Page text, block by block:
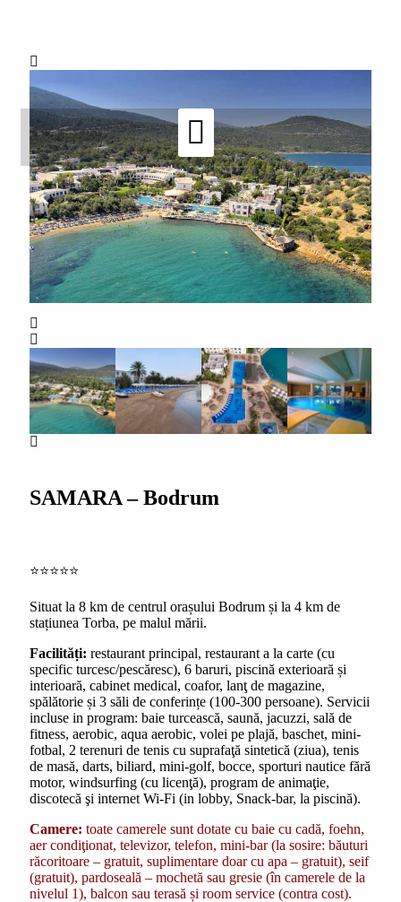
SAMARA – Bodrum
⭐️⭐️⭐️⭐️⭐️
Situat la 8 km de centrul orașului Bodrum și la 4 km de
stațiunea Torba, pe malul mării.
Facilități: restaurant principal, restaurant a la carte (cu
specific turcesc/pescăresc), 6 baruri, piscină exterioară și
interioară, cabinet medical, coafor, lanţ de magazine,
spălătorie și 3 săli de conferințe (100-300 persoane). Servicii
incluse in program: baie turcească, saună, jacuzzi, sală de
fitness, aerobic, aqua aerobic, volei pe plajă, baschet, mini-
fotbal, 2 terenuri de tenis cu suprafaţă sintetică (ziua), tenis
de masă, darts, biliard, mini-golf, bocce, sporturi nautice fără
motor, windsurfing (cu licenţă), program de animaţie,
discotecă şi internet Wi-Fi (in lobby, Snack-bar, la piscină).
Camere: toate camerele sunt dotate cu baie cu cadă, foehn,
aer condiţionat, televizor, telefon, mini-bar (la sosire: băuturi
răcoritoare – gratuit, suplimentare doar cu apa – gratuit), seif
(gratuit), pardoseală – mochetă sau gresie (în camerele de la
nivelul 1), balcon sau terasă și room service (contra cost).